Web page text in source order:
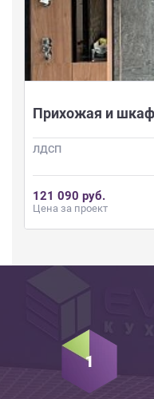
Прихожая и
ЛДСП
121 090 руб.
Цена за проект